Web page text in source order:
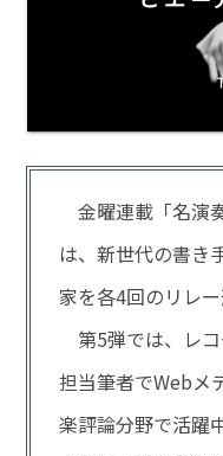
金曜連載「名演
は、新世代の書き
家を各4回のリレ
第5弾では、レ
担当筆者でWebメ
楽評論分野で活躍